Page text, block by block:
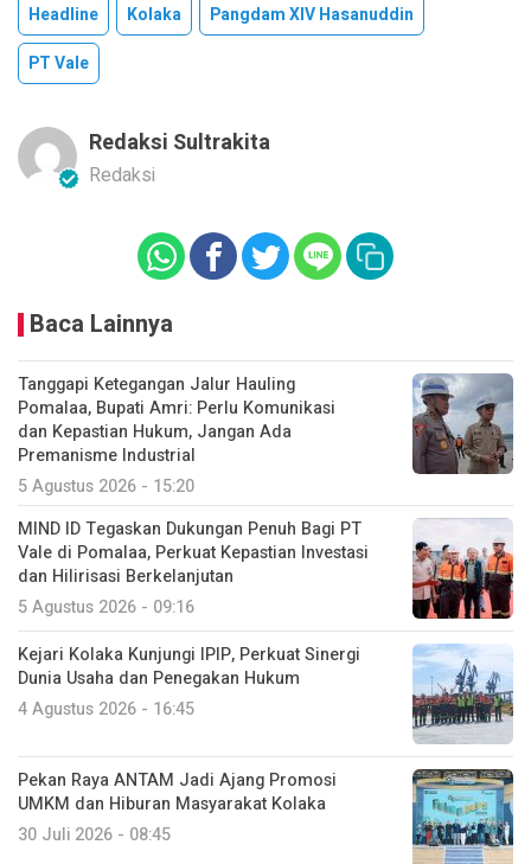
Headline Kolaka
Pangdam XIV Hasanuddin
PT Vale
Redaksi Sultrakita
Redaksi
Baca Lainnya
Tanggapi Ketegangan Jalur Hauling
Pomalaa, Bupati Amri: Perlu Komunikasi
dan Kepastian Hukum, Jangan Ada
Premanisme Industrial
5 Agustus 2026 - 15:20
MIND ID Tegaskan Dukungan Penuh Bagi PT
Vale di Pomalaa, Perkuat Kepastian Investasi
dan Hilirisasi Berkelanjutan
5 Agustus 2026 - 09:16
Kejari Kolaka Kunjungi IPIP, Perkuat Sinergi
Dunia Usaha dan Penegakan Hukum
4 Agustus 2026 - 16:45
Pekan Raya ANTAM Jadi Ajang Promosi
UMKM dan Hiburan Masyarakat Kolaka
30 Juli 2026 - 08:45